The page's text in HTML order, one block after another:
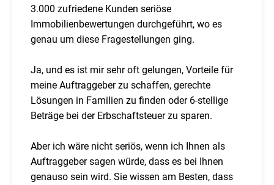
3.000 zufriedene Kunden seriöse
Immobilienbewertungen durchgeführt, wo es
genau um diese Fragestellungen ging.
Ja, und es ist mir sehr oft gelungen, Vorteile für
meine Auftraggeber zu schaffen, gerechte
Lösungen in Familien zu finden oder 6-stellige
Beträge bei der Erbschaftsteuer zu sparen.
Aber ich wäre nicht seriös, wenn ich Ihnen als
Auftraggeber sagen würde, dass es bei Ihnen
genauso sein wird. Sie wissen am Besten, dass